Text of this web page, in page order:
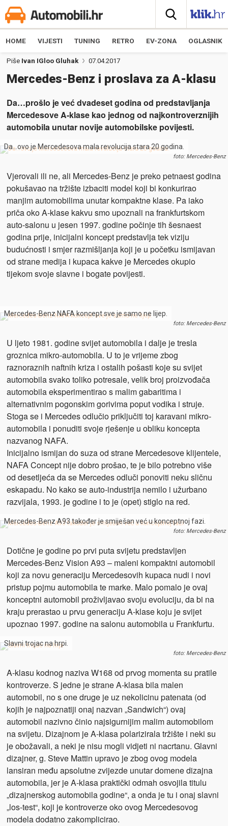
HOME VIJESTI TUNING RETRO EV-ZONA OGLASNIK
Piše Ivan IGloo Gluhak 07.04.2017
Mercedes-Benz i proslava za A-klasu
Da…prošlo je već dvadeset godina od predstavljanja
Mercedesove A-klase kao jednog od najkontroverznijih
automobila unutar novije automobilske povijesti.
Da…ovo je Mercedesova mala revolucija stara 20 godina.
foto: Mercedes-Benz
Vjerovali ili ne, ali Mercedes-Benz je preko petnaest godina
pokušavao na tržište izbaciti model koji bi konkurirao
manjim automobilima unutar kompaktne klase. Pa iako
priča oko A-klase kakvu smo upoznali na frankfurtskom
auto-salonu u jesen 1997. godine počinje tih šesnaest
godina prije, inicijalni koncept predstavlja tek viziju
budućnosti i smjer razmišljanja koji je u početku ismijavan
od strane medija i kupaca kakve je Mercedes okupio
tijekom svoje slavne i bogate povijesti.
Mercedes-Benz NAFA koncept sve je samo ne lijep.
foto: Mercedes-Benz
U ljeto 1981. godine svijet automobila i dalje je tresla
groznica mikro-automobila. U to je vrijeme zbog
raznoraznih naftnih kriza i ostalih pošasti koje su svijet
automobila svako toliko potresale, velik broj proizvođača
automobila eksperimentirao s malim gabaritima i
alternativnim pogonskim gorivima poput vodika i struje.
Stoga se i Mercedes odlučio priključiti toj karavani mikro-
automobila i ponuditi svoje rješenje u obliku koncepta
nazvanog NAFA.
Inicijalno ismijan do suza od strane Mercedesove klijentele,
NAFA Concept nije dobro prošao, te je bilo potrebno više
od desetljeća da se Mercedes odluči ponoviti neku sličnu
eskapadu. No kako se auto-industrija nemilo i užurbano
razvijala, 1993. je godine i to je (opet) stiglo na red.
Mercedes-Benz A93 također je smiješan već u konceptnoj fazi.
foto: Mercedes-Benz
Dotične je godine po prvi puta svijetu predstavljen
Mercedes-Benz Vision A93 – maleni kompaktni automobil
koji za novu generaciju Mercedesovih kupaca nudi i novi
pristup pojmu automobila te marke. Malo pomalo je ovaj
konceptni automobil proživljavao svoju evoluciju, da bi na
kraju prerastao u prvu generaciju A-klase koju je svijet
upoznao 1997. godine na salonu automobila u Frankfurtu.
Slavni trojac na hrpi.
foto: Mercedes-Benz
A-klasu kodnog naziva W168 od prvog momenta su pratile
kontroverze. S jedne je strane A-klasa bila malen
automobil, no s one druge je uz nekolicinu patenata (od
kojih je najpoznatiji onaj nazvan „Sandwich“) ovaj
automobil nazivno činio najsigurnijim malim automobilom
na svijetu. Dizajnom je A-klasa polarizirala tržište i neki su
je obožavali, a neki je nisu mogli vidjeti ni nacrtanu. Glavni
dizajner, g. Steve Mattin upravo je zbog ovog modela
lansiran među apsolutne zvijezde unutar domene dizajna
automobila, jer je A-klasa praktički odmah osvojila titulu
„dizajnerskog automobila godine“, a onda je tu i onaj slavni
„los-test“, koji je kontroverze oko ovog Mercedesovog
modela dodatno zakomplicirao.